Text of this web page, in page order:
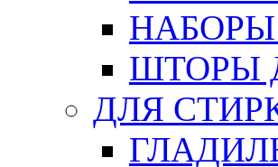
ШТОРЫ
ДЛЯ